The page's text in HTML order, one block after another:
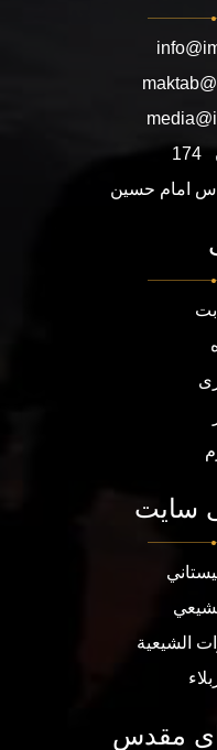
174
امام حسین
سایت
الشيعية
مقدس